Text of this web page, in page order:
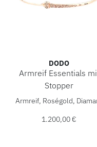
DODO
Armreif Essentials
Stopper
DoDo Armreif
Armreif, Roségold,
1.200,00 €